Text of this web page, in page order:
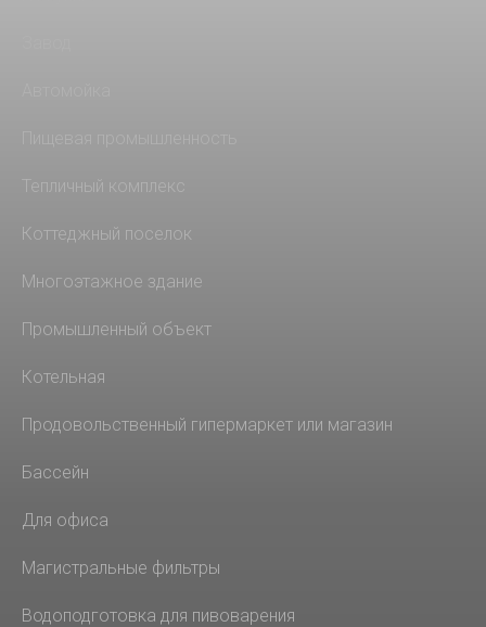
Тепличный комплекс
Коттеджный поселок
Многоэтажное здание
Промышленный объект
Котельная
Продовольственный гипермаркет или магазин
Бассейн
Для офиса
Магистральные фильтры
Водоподготовка для пивоварения